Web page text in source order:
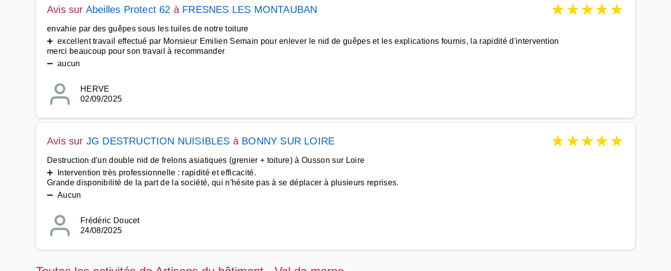
Avis sur Abeilles Protect 62 à FRESNES LES MONTAUBAN ★★★★★
envahie par des guêpes sous les tuiles de notre toiture
➕ excellent travail effectué par Monsieur Emilien Semain pour enlever le nid de guêpes et les explications fournis, la rapidité d'intervention
merci beaucoup pour son travail à recommander
➖ aucun
HERVE
02/09/2025
Avis sur JG DESTRUCTION NUISIBLES à BONNY SUR LOIRE ★★★★★
Destruction d'un double nid de frelons asiatiques (grenier + toiture) à Ousson sur Loire
➕ Intervention très professionnelle : rapidité et efficacité.
Grande disponibilité de la part de la société, qui n'hésite pas à se déplacer à plusieurs reprises.
➖ Aucun
Frédéric Doucet
24/08/2025